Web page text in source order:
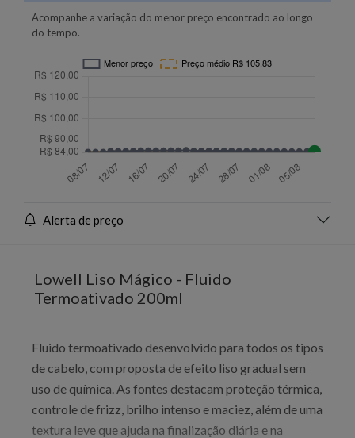
Acompanhe a variação do menor preço encontrado ao longo
do tempo.
Alerta de preço
Lowell Liso Mágico - Fluido
Termoativado 200ml
Fluido termoativado desenvolvido para todos os tipos
de cabelo, com proposta de efeito liso gradual sem
uso de química. As fontes destacam proteção térmica,
controle de frizz, brilho intenso e maciez, além de uma
textura leve que ajuda na finalização diária e na